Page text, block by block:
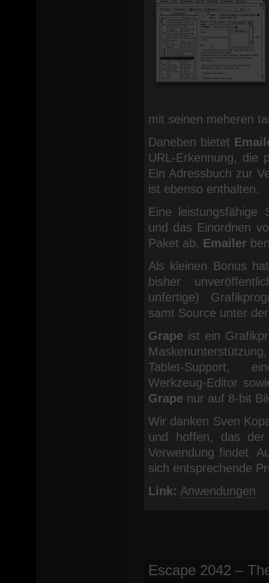
mit seinen meheren
Daneben bietet
URL-Erkennung, die
Ein Adressbuch zur
ist ebenso enthalten.
Eine leistungsfähige
und das Einordnen
Paket ab. Emailer
Als kleinen Bonus
bisher
unfertige)
samt Source unter
Grape ist ein
Tablet-Support,
Werkzeug-Editor
Grape nur auf 8-bit
Wir danken Sven
und hoffen, das
Verwendung findet.
sich entsprechende
Link: Anwendungen
Escape 2042 –